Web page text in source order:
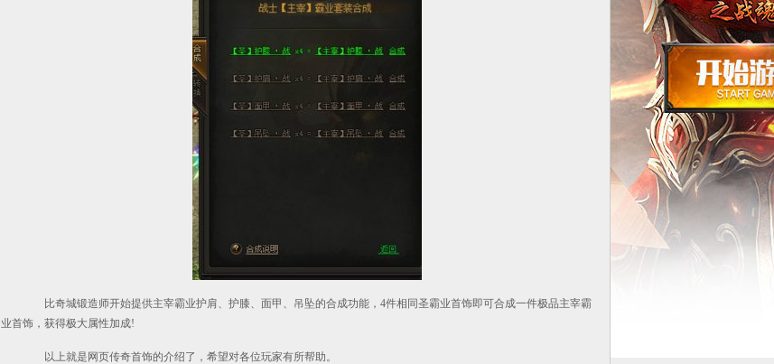
比奇城锻造师开始提供主宰霸业护肩、护膝、面甲、吊坠的合成功能，4件相同圣霸业首饰即可合成一件极品主宰霸
业首饰，获得极大属性加成!
以上就是网页传奇首饰的介绍了，希望对各位玩家有所帮助。